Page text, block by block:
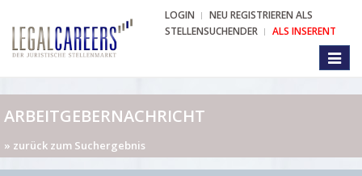
LOGIN
NEU REGISTRIEREN ALS
STELLENSUCHENDER
ALS INSERENT
ARBEITGEBERNACHRICHT
» zurück zum Suchergebnis